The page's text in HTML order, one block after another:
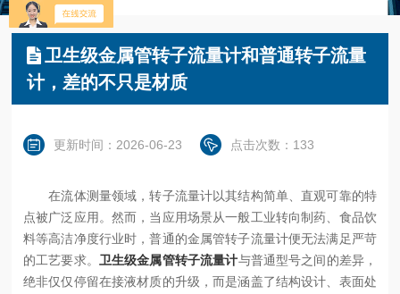
卫生级金属管转子流量计和普通转子流量
计，差的不只是材质
更新时间：2026-06-23 点击次数：133
在流体测量领域，转子流量计以其结构简单、直观可靠的特
点被广泛应用。然而，当应用场景从一般工业转向制药、食品饮
料等高洁净度行业时，普通的金属管转子流量计便无法满足严苛
的工艺要求。 卫生级金属管转子流量计与普通型号之间的差异，
绝非仅仅停留在接液材质的升级，而是涵盖了结构设计、表面处